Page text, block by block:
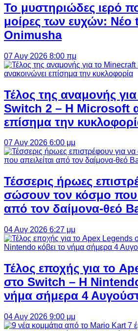
Το μυστηριώδες ιερό
μοίρες των ευχών: Νέο
Onimusha
07 Αυγ 2026 8:00 πμ
Τέλος της αναμονής
Switch 2 – Η Microsoft
επίσημα την
07 Αυγ 2026 6:00 μμ
Τέσσερις ήρωες
σώσουν τον κόσμο που
από τον δαίμονα-θεό
04 Αυγ 2026 6:27 μμ
Τέλος εποχής για το
στο Switch – Η
νήμα σήμερα 4
04 Αυγ 2026 9:00 μμ